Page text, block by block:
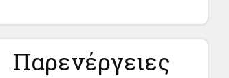
Παρενέργειες